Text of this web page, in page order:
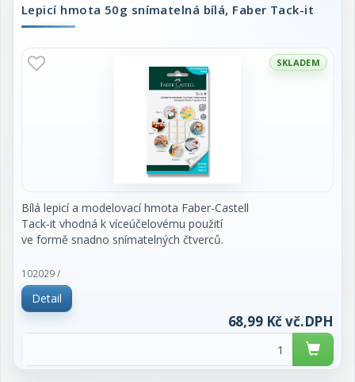
Lepicí hmota 50g snímatelná bílá, Faber Tack-it
SKLADEM
Bílá lepicí a modelovací hmota Faber-Castell
Tack-it vhodná k víceúčelovému použití
ve formě snadno snímatelných čtverců.
- vhodná k dočasnému přilepení informací,plakátů,
plánů atd.
102029 /
Detail
68,99 Kč vč.DPH